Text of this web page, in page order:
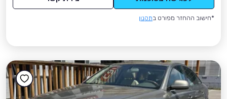
*חישוב ההחזר מפורט בתקנון